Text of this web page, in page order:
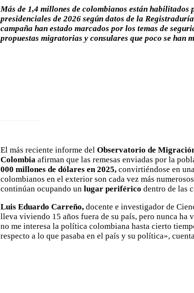
Más de 1,4 millones de colombianos están
presidenciales de 2026 según datos de la
campaña han estado marcados por los temas de
propuestas migratorias y consulares que poco se han
El más reciente informe del Observatorio de
Colombia afirman que las remesas enviadas por la
000 millones de dólares en 2025, convirtiéndose en
colombianos en el exterior son cada vez más
continúan ocupando un lugar periférico dentro de las
Luis Eduardo Carreño, docente e investigador de
lleva viviendo 15 años fuera de su país, pero nunca ha
no me interesa la política colombiana hasta cierto
respecto a lo que pasaba en el país y su política»,